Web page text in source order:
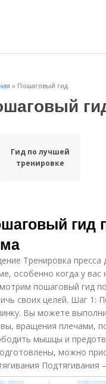
» Пошаговый гид
Гид по лучшей
тренировке
гид
Тренировка
особенно когда у
пошаговый гид
своих целей. Шаг 1:
Вы можете
вращения плечами,
мышцы и
можно
Подтягивания